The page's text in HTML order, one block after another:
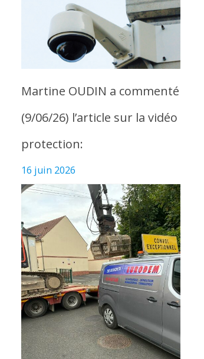
Martine OUDIN a commenté
(9/06/26) l’article sur la vidéo
protection:
16 juin 2026